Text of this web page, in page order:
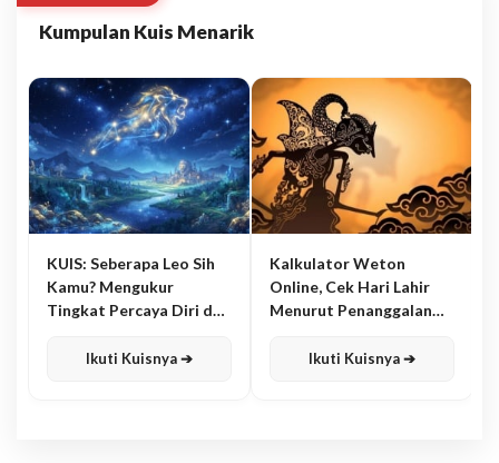
Kumpulan Kuis Menarik
KUIS: Seberapa Leo Sih
Kamu? Mengukur
Tingkat Percaya Diri dan
Ikuti Kuisnya ➔
Kalkulator Weton
Online, Cek Hari Lahir
Menurut Penanggalan
Ikuti Kuisnya ➔